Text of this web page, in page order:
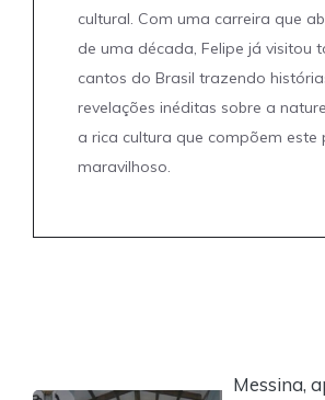
cultural. Com uma carreira que
de uma década, Felipe já visitou
cantos do Brasil trazendo
revelações inéditas sobre a
a rica cultura que compõem este
maravilhoso.
Messina,